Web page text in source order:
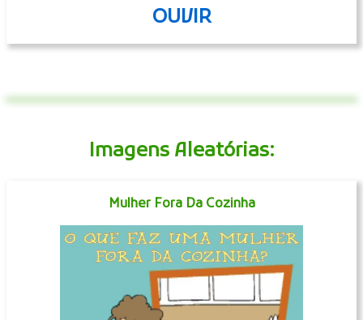
OUVIR
Imagens Aleatórias:
Mulher Fora Da Cozinha